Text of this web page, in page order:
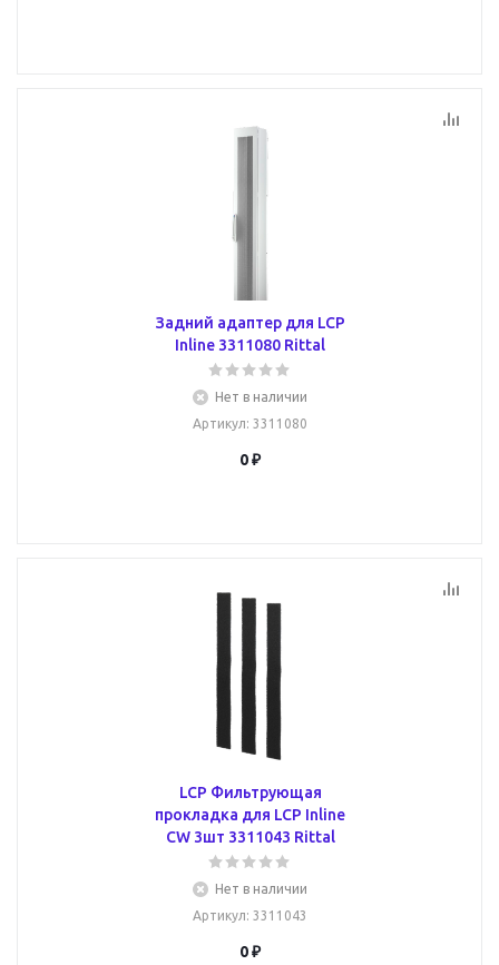
Задний адаптер для LCP
Inline 3311080 Rittal
Нет в наличии
Артикул: 3311080
0 ₽
LCP Фильтрующая
прокладка для LCP Inline
CW 3шт 3311043 Rittal
Нет в наличии
Артикул: 3311043
0 ₽